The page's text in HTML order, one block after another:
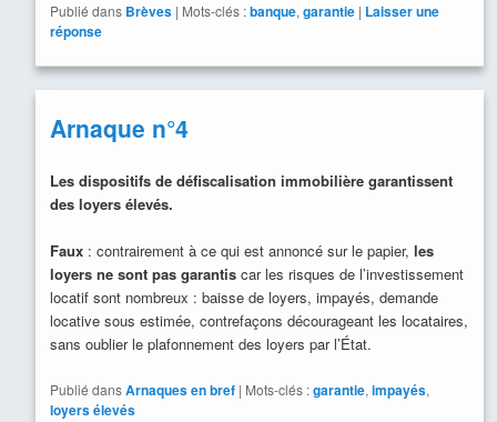
Publié dans Brèves | Mots-clés :banque, garantie | Laisser une
réponse
Arnaque n°4
Les dispositifs de défiscalisation immobilière garantissent
des loyers élevés.
Faux: contrairement à ce qui est annoncé sur le papier, les
loyers ne sont pas garantiscar les risques de l’investissement
locatif sont nombreux : baisse de loyers, impayés, demande
locative sous estimée, contrefaçons décourageant les locataires,
sans oublier le plafonnement des loyers par l’État.
Publié dansArnaques en bref | Mots-clés :garantie, impayés,
loyers élevés